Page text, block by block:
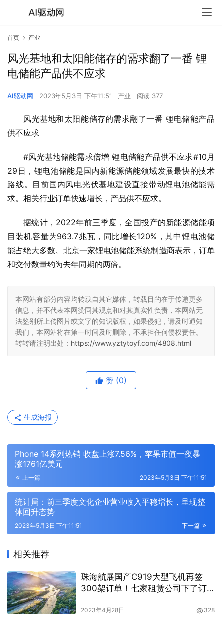
首页 产业
风光基地和太阳能储存的需求翻了一番 锂
电储能产品供不应求
AI驱动网 2023年5月3日 下午11:51 产业 阅读 377
风光基地和太阳能储存的需求翻了一番 锂电储能产品
供不应求
#风光基地储能需求倍增 锂电储能产品供不应求#10月
29日，锂电池储能是国内新能源储能领域发展最快的技术
路线。目前国内风电光伏基地建设直接带动锂电池储能需
求。相关行业订单快速增长，产品供不应求。
据统计，2022年前三季度，全国投产的新能源储能项
目装机容量为963.7兆瓦，同比增长120%，其中锂电池储
能占绝大多数。北京一家锂电池储能系统制造商表示，订单
和交付数量约为去年同期的两倍。
本网站有部分内容均转载自其它媒体，转载目的在于传递更多
信息，并不代表本网赞同其观点和对其真实性负责，本网站无
法鉴别所上传图片或文字的知识版权，如果侵犯，请及时通知
我们，本网站将在第一时间及时删除，不承担任何侵权责任。
转转请注明出处： https://www.yztytoyf.com/4808.html
赞 (0)
生成海报
Phone 14系列热销 收盘上涨7.56%，苹果市值一夜暴
涨1761亿美元
上一篇 2023年5月3日 下午11:51
统计局：前三季度文化企业营业收入平稳增长，呈现整
体回升态势
下一篇
2023年5月3日 下午11:51
相关推荐
珠海航展国产C919大型飞机再签
300架订单！七家租赁公司下了订
2023年4月28日 328